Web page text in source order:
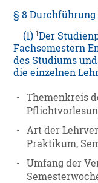
§ 8
(1)1Der
Fachsemestern
des Studiums
die einzelnen
-
Themenkreis
-
Art der
Praktikum,
-
Umfang der